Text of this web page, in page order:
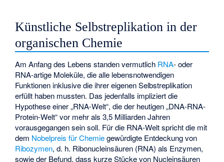
Künstliche Selbstreplikation in der
organischen Chemie
Am Anfang des Lebens standen vermutlich RNA- oder
RNA-artige Moleküle, die alle lebensnotwendigen
Funktionen inklusive die ihrer eigenen Selbstreplikation
erfüllt haben mussten. Das jedenfalls impliziert die
Hypothese einer „RNA-Welt“, die der heutigen „DNA-RNA-
Protein-Welt“ vor mehr als 3,5 Milliarden Jahren
vorausgegangen sein soll. Für die RNA-Welt spricht die mit
dem Nobelpreis für Chemiegewürdigte Entdeckung von
Ribozymen, d. h. Ribonucleinsäuren (RNA) als Enzymen,
sowie der Befund, dass kurze Stücke von Nucleinsäuren